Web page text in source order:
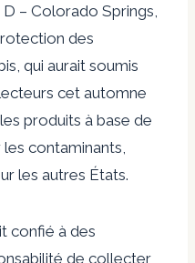
– Colorado Springs,
des
qui aurait soumis
cet automne
produits à base de
contaminants,
les autres États.
confié à des
de collecter